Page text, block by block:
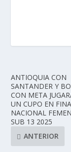
ANTIOQUIA CON
SANTANDER Y
CON META
UN CUPO EN
NACIONAL
SUB 13 2025
ANTERIOR